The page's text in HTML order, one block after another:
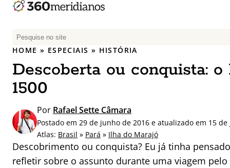
P
e
q
u
i
a
r
p
o
HOME » ESPECIAIS » HISTÓRIA
Descoberta ou conquista:
1500
Por Rafael Sette Câmara
Postado em 29 de junho de 2016 e atualizado em 15
Atlas: Brasil » Pará » Ilha do Marajó
Descobrimento ou conquista? Eu já tinha
refletir sobre o assunto durante uma viagem